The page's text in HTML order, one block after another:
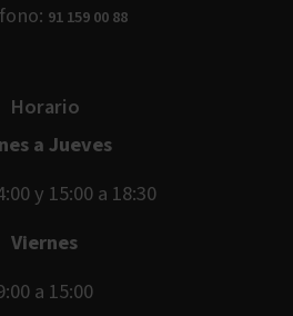
91 159 00 88
Horario
a Jueves
y 15:00 a 18:30
Viernes
a 15:00